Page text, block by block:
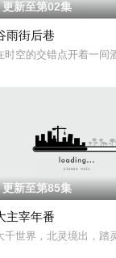
混沌从深渊崛起，
更新至第02集
雨街后巷
时空的交错点开着一间
灵修一念动山河，武
更新至第85集
主宰年番
千世界，北灵境出，踏